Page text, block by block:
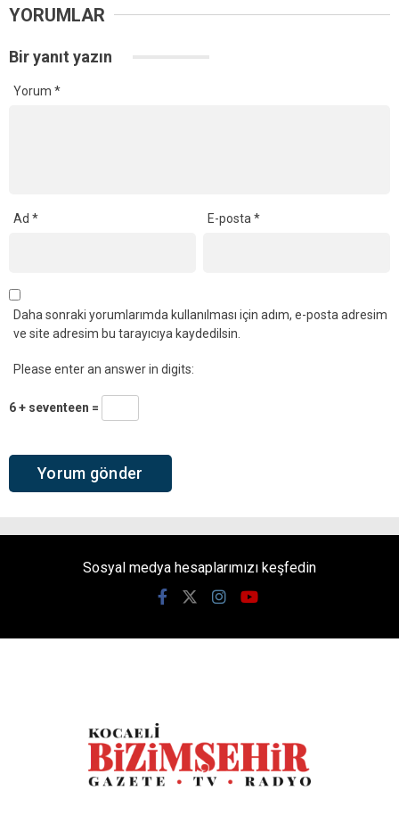
YORUMLAR
Bir yanıt yazın
Yorum *
Ad * E-posta*
Daha sonraki yorumlarımda kullanılması için adım, e-posta adresim
ve site adresim bu tarayıcıya kaydedilsin.
Please enter an answer in digits:
6 + seventeen =
Sosyal medya hesaplarımızı keşfedin